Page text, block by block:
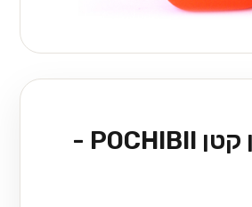
ארנק סיליקון קטן POCHIBII -